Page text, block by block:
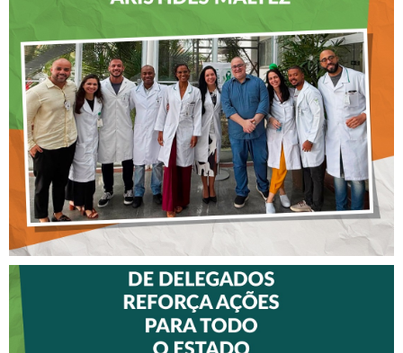
CREFITO-7 LEVA EDUCAÇÃO
CONTINUADA AOS
FISIOTERAPEUTAS DAS UTIs
DO HOSPITAL ARISTIDES
MALTEZ